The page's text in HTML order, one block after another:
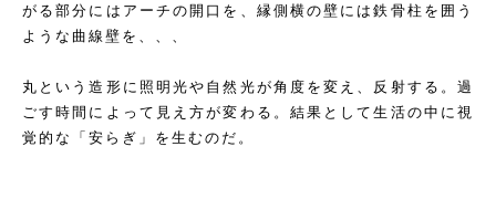
がる部分にはアーチの開口を、縁側横の壁には鉄骨柱を囲う
ような曲線壁を、、、
丸という造形に照明光や自然光が角度を変え、反射する。過
ごす時間によって見え方が変わる。結果として生活の中に視
覚的な「安らぎ」を生むのだ。